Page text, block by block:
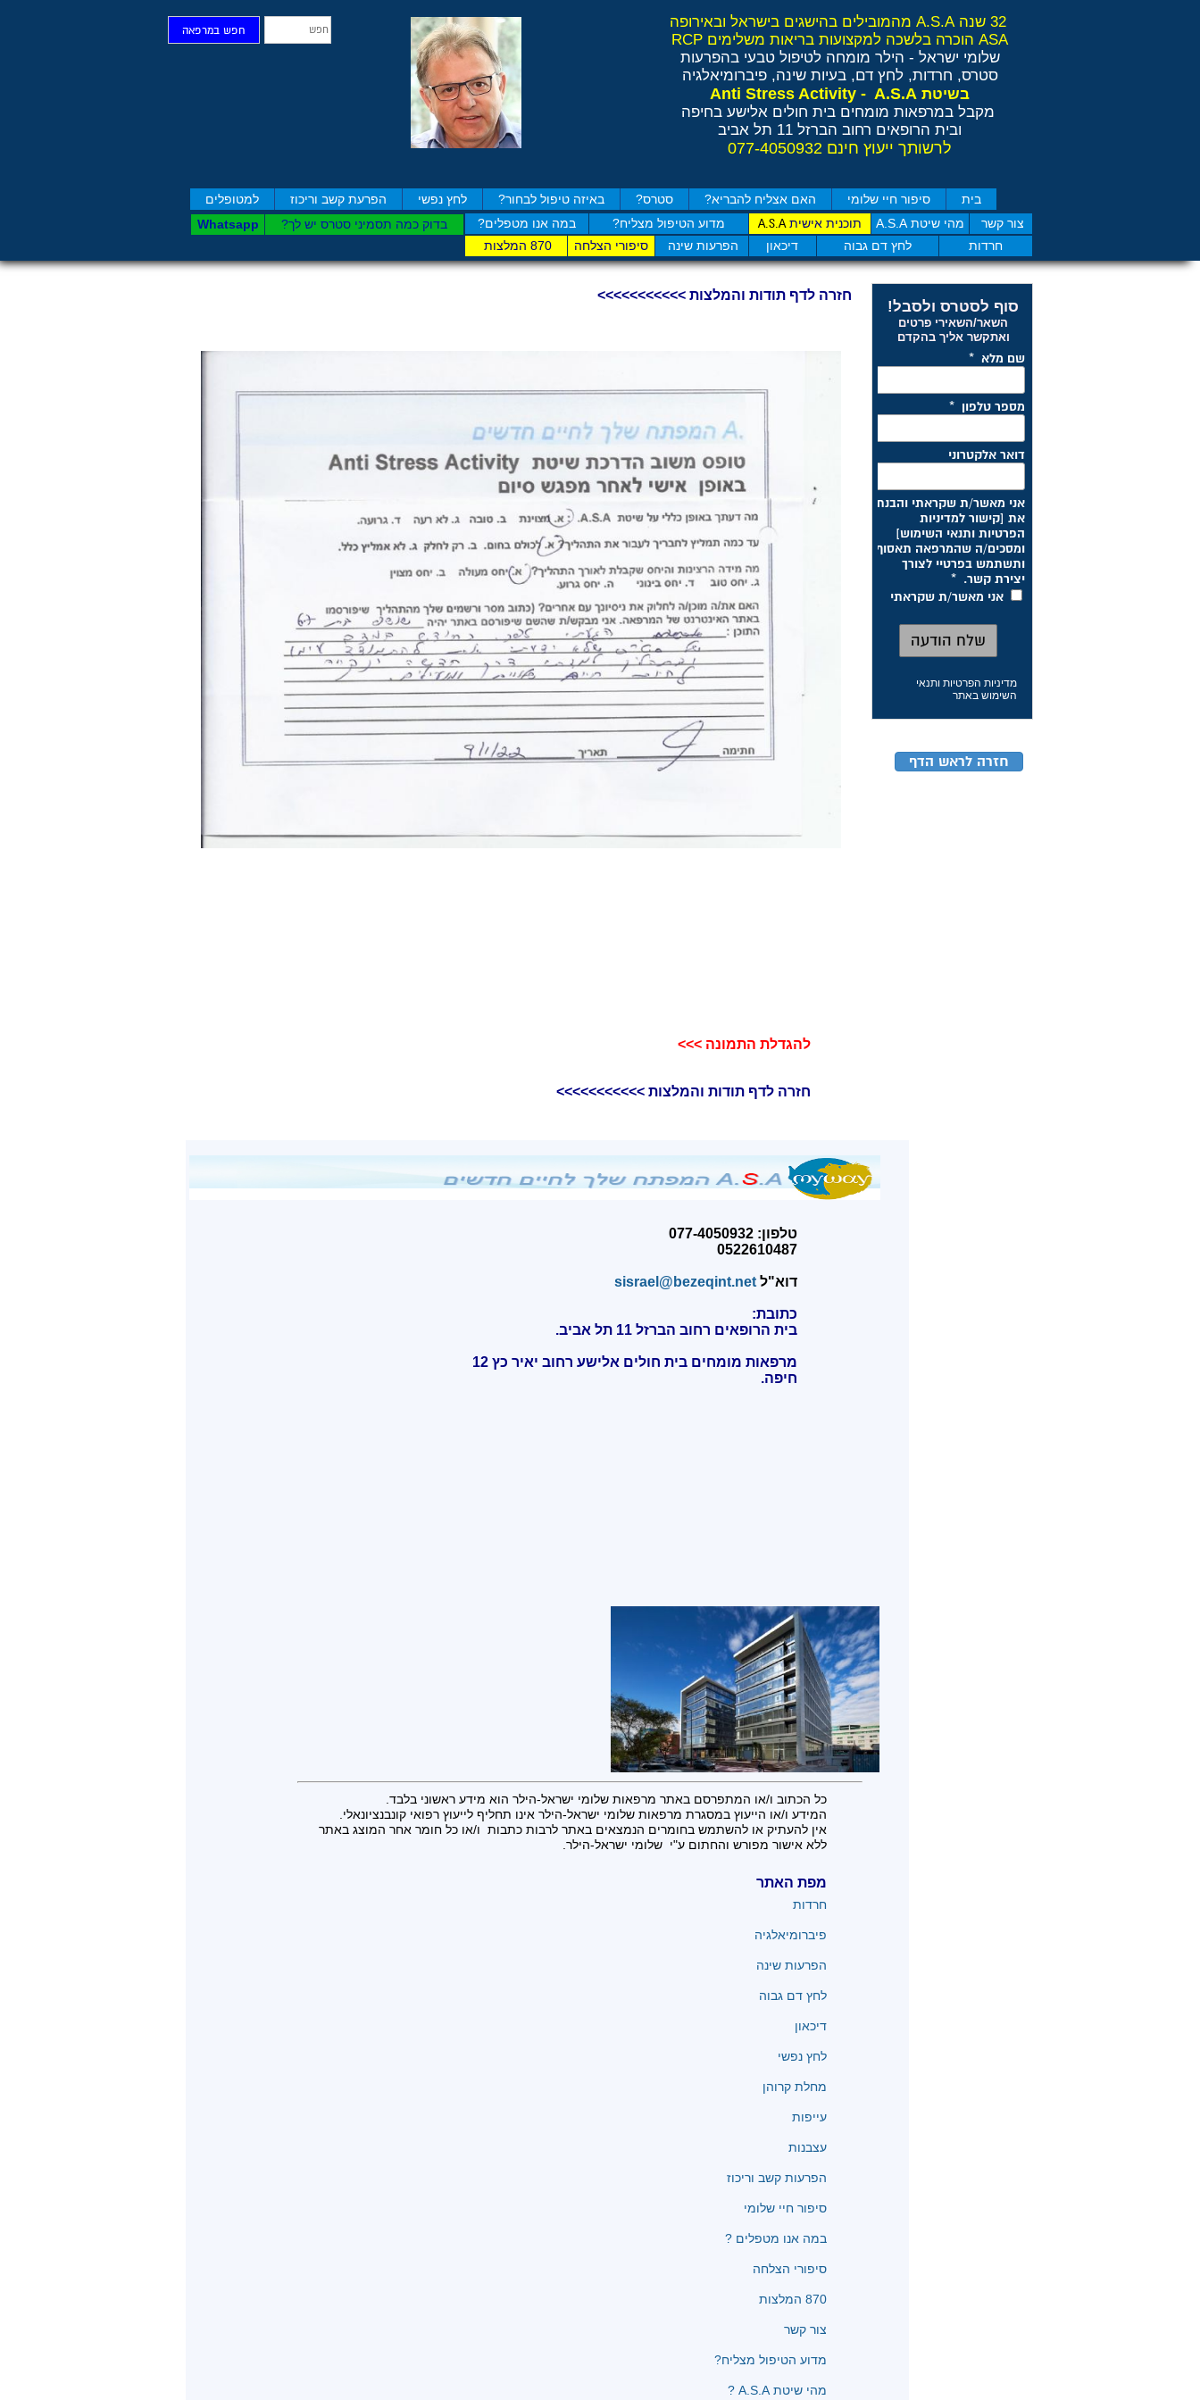
סוף לסטרס ולסבל!
השאר/השאירי פרטים
ואתקשר אליך בהקדם
מדיניות הפרטיות ותנאי
השימוש באתר
חזרה לראש הדף
בית סיפור חיי שלומי האם אצליח להבריא? סטרס? באיזה טיפול לבחור? לחץ נפשי הפרעת קשב וריכוז למטופלים
חפש במרפאה
צור קשר מהי שיטת A.S.A תוכנית אישיתA.S.A
חרדות
לחץ דם גבוה דיכאון
מדוע הטיפול מצליח?
במה אנו מטפלים?
הפרעות שינה
סיפורי הצלחה 870 המלצות
בדוק כמה תסמיני סט​רס יש לך? Whatsapp
32 שנה A.S.A מהמובילים בהישגים בישראל ובאירופה
ASA הוכרה בלשכה למקצועות בריאות משלימים RCP
שלומי ישראל - הילר מומחה לטיפול טבעי בהפרעות
סטרס, חרדות, לחץ דם, בעיות שינה, פיברומיאלגיה
בשיטתAnti Stress Activity - A.S.A
מקבל במרפאות מומחים בית חולים אלישע בחיפה
ובית הרופאים רחוב הברזל 11 תל אביב
לרשותך ייעוץ חינם 077-4050932
חזרה לדף תודות והמלצות >>>>>>>>>>>
חזרה לדף תודות והמלצות >>>>>>>>>>>
להגדלת התמונה >>>​
טלפון: 077-4050932
0522610487
דוא"ל sisrael@bezeqint.net
כתובת:
בית הרופאים רחוב הברזל 11 תל אביב.
מרפאות מומחים בית חולים אלישע רחוב יאיר כץ 12
חיפה.
כל הכתוב ו/או המתפרסם באתר מרפאות שלומי ישראל-הילר הוא מידע ראשוני בלבד.
המידע ו/או הייעוץ במסגרת מרפאות שלומי ישראל-הילר אינו תחליף לייעוץ רפואי קונבנציונאלי.
אין להעתיק או להשתמש בחומרים הנמצאים באתר לרבות כתבות ו/או כל חומר אחר המוצג באתר
ללא אישור מפורש והחתום ע"י שלומי ישראל-הילר.
מפת האתר
חרדות
פיברומיאלגיה
הפרעות שינה
לחץ דם גבוה
דיכאון
לחץ נפשי
מחלת קרוהן
עייפות
עצבנות
הפרעות קשב וריכוז
סיפור חיי שלומי
במה אנו מטפלים ?
סיפורי הצלחה
870 המלצות
צור קשר
מדוע הטיפול מצליח?
מהי שיטת A.S.A ?